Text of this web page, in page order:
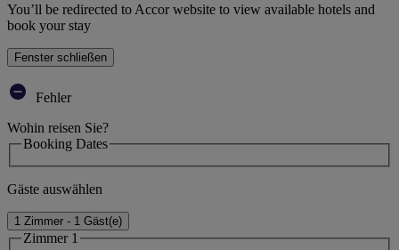
You’ll be redirected to Accor website to view available hotels and
book your stay
Fenster schließen
Fehler
Wohin reisen Sie?
Booking Dates
Gäste auswählen
1 Zimmer - 1 Gäst(e)
Zimmer 1